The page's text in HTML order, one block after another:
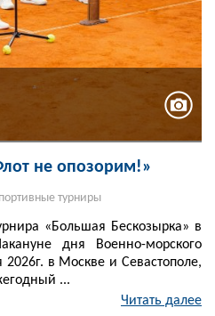
не опозорим!»
турниры
«Большая Бескозырка» в
дня Военно-морского
в Москве и Севастополе,
...
Читать далее